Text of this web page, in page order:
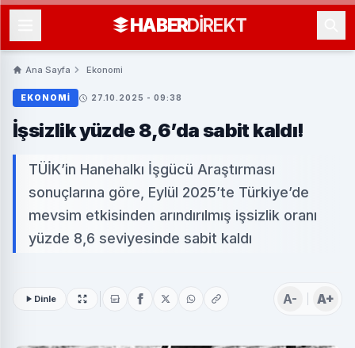
HABERDIREKT
Ana Sayfa Ekonomi
EKONOMI 27.10.2025 - 09:38
İşsizlik yüzde 8,6’da sabit kaldı!
TÜİK’in Hanehalkı İşgücü Araştırması
sonuçlarına göre, Eylül 2025’te Türkiye’de
mevsim etkisinden arındırılmış işsizlik oranı
yüzde 8,6 seviyesinde sabit kaldı
Dinle A- A+